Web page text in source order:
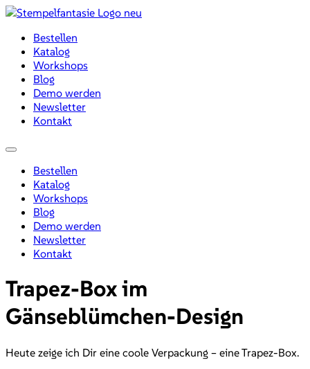
Zum
wechselnBestellen
Katalog
Workshops
Blog
Demo werden
Newsletter
Kontakt
Menü
Bestellen
Katalog
Workshops
Blog
Demo werden
Newsletter
Kontakt
Trapez-Box im
Gänseblümchen-Design
Heute zeige ich Dir eine coole Verpackung – eine Trapez-Box.